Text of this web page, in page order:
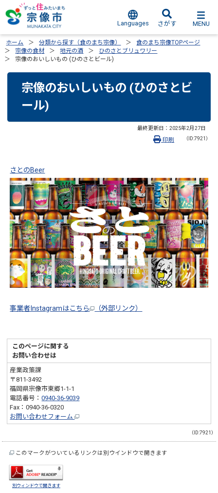
Languages さがす MENU
ホーム 分類から探す（食のまち宗像）
食のまち宗像TOPページ
宗像の食材
地元の酒
ひのさとブリュワリー
宗像のおいしいもの (ひのさとビール)
宗像のおいしいもの (ひのさとビ
ール)
最終更新日： 2025年2月27日
（ID:7921）
印刷
さとのBeer
事業者Instagramはこちら （外部リンク）
このページに関する
お問い合わせは
産業政策課
〒811-3492
福岡県宗像市東郷1-1-1
電話番号：0940-36-9039
Fax：0940-36-0320
お問い合わせフォーム
（ID:7921）
このマークがついているリンクは別ウインドウで開きます
別ウィンドウで開きます